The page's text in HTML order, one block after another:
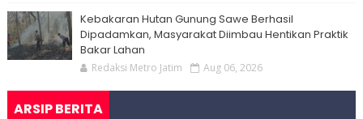
Kebakaran Hutan Gunung Sawe Berhasil
Dipadamkan, Masyarakat Diimbau Hentikan Praktik
Bakar Lahan
Redaksi Metro Jatim Aug 06, 2026
ARSIP BERITA